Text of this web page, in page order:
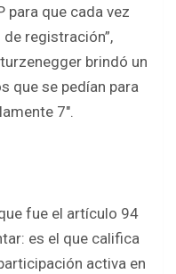
para que cada vez
registración”,
brindó un
que se pedían para
7″.
fue el artículo 94
es el que califica
activa en